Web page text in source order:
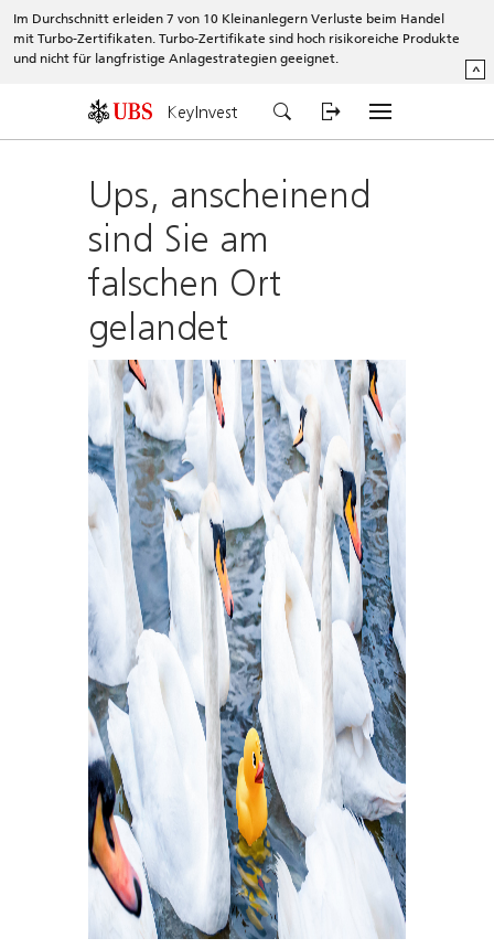
Im Durchschnitt erleiden 7 von 10 Kleinanlegern Verluste beim Handel
mit Turbo-Zertifikaten. Turbo-Zertifikate sind hoch risikoreiche Produkte
und nicht für langfristige Anlagestrategien geeignet.
^
KeyInvest
Ups, anscheinend
sind Sie am
falschen Ort
gelandet